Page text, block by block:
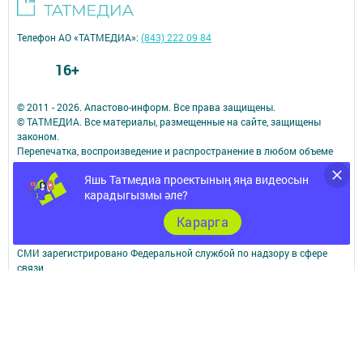
Яшь Татмедиа проектының яңа видеосын
карадыгызмы әле?
Карарга
© 2011 - 2026. Апастово-информ. Все права защищены.
© ТАТМЕДИА. Все материалы, размещенные на сайте, защищены
законом.
Перепечатка, воспроизведение и распространение в любом объеме
информации,
размещенной на сайте, возможна только с письменного согласия
редакций СМИ.
При поддержке Республиканского агентства по печати и массовым
Наименование СМИ: Апастово-информ
СМИ зарегистрировано Федеральной службой по надзору в сфере
связи,
Телефон АО «ТАТМЕДИА»:(843) 222 09 84
16+